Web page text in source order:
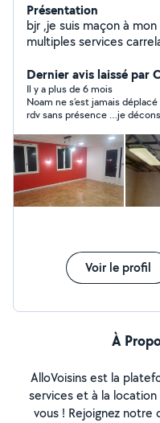
Présentation
bjr ,je suis maçon à
multiples services
ponctuel
Dernier avis laissé par
Il y a plus de 6 mois
Noam ne s’est jamais
rdv sans présence …je
Voir le profil
À
AlloVoisins est la
services et à la
vous ! Rejoignez